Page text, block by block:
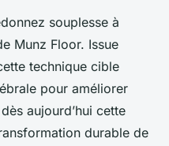
souplesse à
Munz Floor. Issue
technique cible
pour améliorer
aujourd’hui cette
durable de